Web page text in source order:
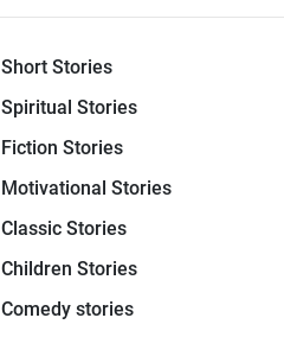
Short Stories
Spiritual Stories
Fiction Stories
Motivational Stories
Classic Stories
Children Stories
Comedy stories